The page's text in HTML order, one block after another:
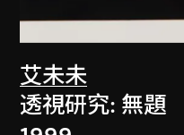
艾未未
透視研究: 無題